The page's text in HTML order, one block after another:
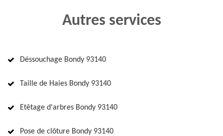
Autres services
Déssouchage Bondy 93140
Taille de Haies Bondy 93140
Etêtage d'arbres Bondy 93140
Pose de clôture Bondy 93140